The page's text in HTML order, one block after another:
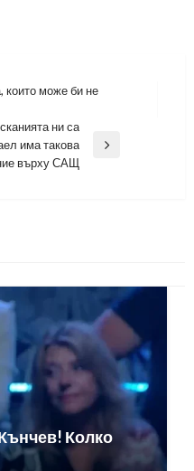
които може би не
ни са
има такова
върху САЩ
Колко